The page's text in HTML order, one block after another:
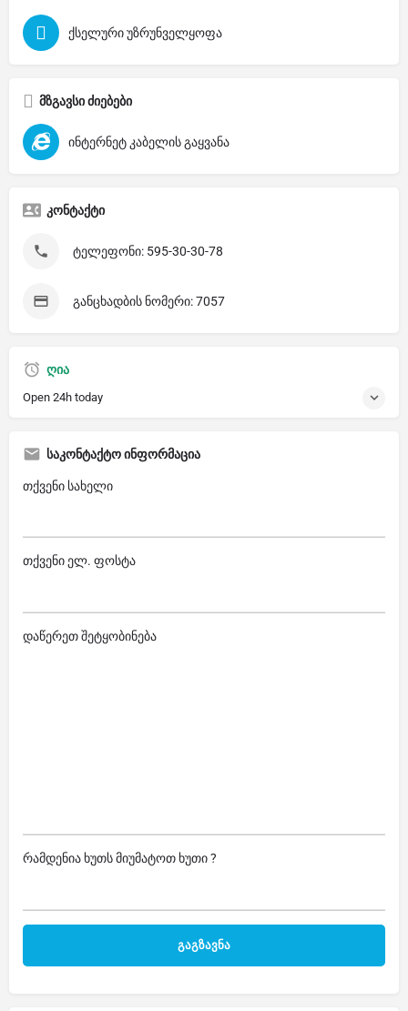
ქსელური უზრუნველყოფა
მზგავსი ძიებები
ინტერნეტ კაბელის გაყვანა
კონტაქტი
ტელეფონი: 595-30-30-78
განცხადბის ნომერი: 7057
ღია
Open 24h today
საკონტაქტო ინფორმაცია
თქვენი სახელი
თქვენი ელ. ფოსტა
დაწერეთ შეტყობინება
რამდენია ხუთს მიუმატოთ ხუთი ?